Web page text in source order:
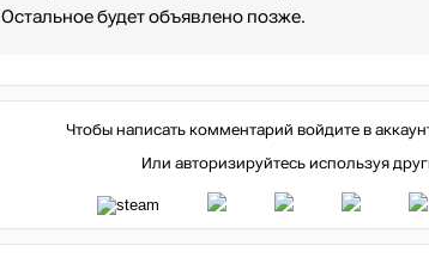
Остальное будет объявлено позже.
Чтобы написать комментарий войдите в
Или авторизируйтесь используя